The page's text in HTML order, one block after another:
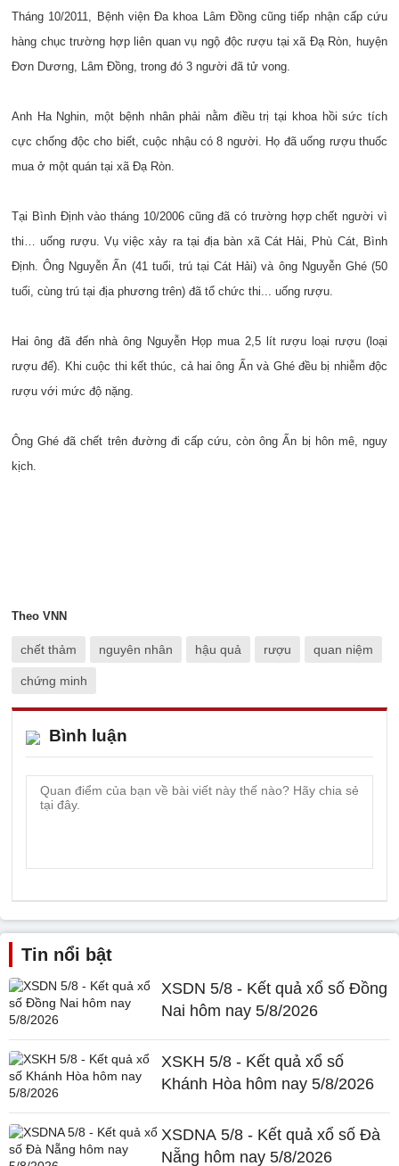
Tháng 10/2011, Bệnh viện Đa khoa Lâm Đồng cũng tiếp nhận cấp cứu
hàng chục trường hợp liên quan vụ ngộ độc rượu tại xã Đạ Ròn, huyện
Đơn Dương, Lâm Đồng, trong đó 3 người đã tử vong.
Anh Ha Nghin, một bệnh nhân phải nằm điều trị tại khoa hồi sức tích
cực chống độc cho biết, cuộc nhậu có 8 người. Họ đã uống rượu thuốc
mua ở một quán tại xã Đạ Ròn.
Tại Bình Định vào tháng 10/2006 cũng đã có trường hợp chết người vì
thi… uống rượu. Vụ việc xảy ra tại địa bàn xã Cát Hải, Phù Cát, Bình
Định. Ông Nguyễn Ấn (41 tuổi, trú tại Cát Hải) và ông Nguyễn Ghé (50
tuổi, cùng trú tại địa phương trên) đã tổ chức thi... uống rượu.
Hai ông đã đến nhà ông Nguyễn Họp mua 2,5 lít rượu loại rượu (loại
rượu đế). Khi cuộc thi kết thúc, cả hai ông Ấn và Ghé đều bị nhiễm độc
rượu với mức độ nặng.
Ông Ghé đã chết trên đường đi cấp cứu, còn ông Ấn bị hôn mê, nguy
kịch.
Theo VNN
chết thảm nguyên nhân hậu quả rượu quan niệm
chứng minh
Bình luận
Tin nổi bật
XSDN 5/8 - Kết quả xổ số Đồng
Nai hôm nay 5/8/2026
XSKH 5/8 - Kết quả xổ số
Khánh Hòa hôm nay 5/8/2026
XSDNA 5/8 - Kết quả xổ số Đà
Nẵng hôm nay 5/8/2026